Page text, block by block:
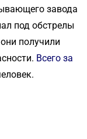
завода
под обстрелы
получили
Всего за